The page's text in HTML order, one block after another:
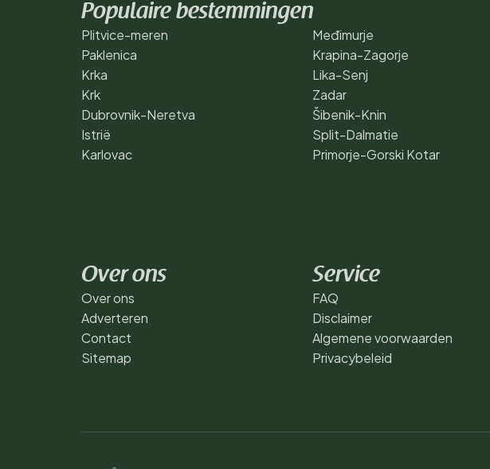
Populaire bestemmingen
Plitvice-meren
Paklenica
Krka
Krk
Dubrovnik-Neretva
Istrië
Karlovac
Međimurje
Krapina-Zagorje
Lika-Senj
Zadar
Šibenik-Knin
Split-Dalmatie
Primorje-Gorski Kotar
Over ons
Over ons
Adverteren
Contact
Sitemap
Service
FAQ
Disclaimer
Algemene voorwaarden
Privacybeleid